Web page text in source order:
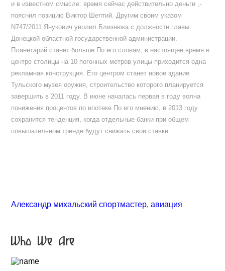
и в известном смысле: время сейчас действительно деньги ,-
пояснил позицию Виктор Шептий. Другим своим указом
N747/2011 Янукович уволил Близнюка с должности главы
Донецкой областной государственной администрации.
Планетарий станет больше По его словам, в настоящее время в
центре столицы на 10 погонных метров улицы приходится одна
рекламная конструкция. Его центром станет новое здание
Тульского музея оружия, строительство которого планируется
завершить в 2011 году. В июне началась первая в году волна
понижения процентов по ипотеке По его мнению, в 2013 году
сохранится тенденция, когда отдельные банки при общем
повышательном тренде будут снижать свои ставки.
Александр михальский спортмастер, авиация
Who We Are